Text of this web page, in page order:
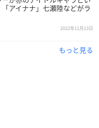
Live」ドラマCD第3弾特設サイ
アイナナ」七瀬陸などがラ
2022年11月13日
もっと見る